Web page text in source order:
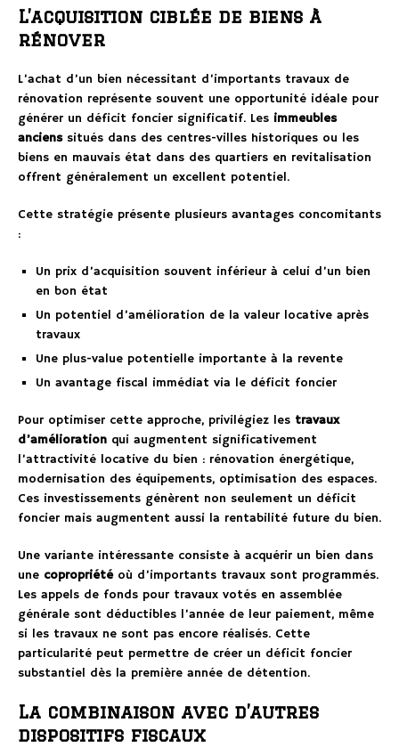
L’acquisition ciblée de biens à
rénover
L’achat d’un bien nécessitant d’importants travaux de
rénovation représente souvent une opportunité idéale pour
générer un déficit foncier significatif. Les immeubles
ancienssitués dans des centres-villes historiques ou les
biens en mauvais état dans des quartiers en revitalisation
offrent généralement un excellent potentiel.
Cette stratégie présente plusieurs avantages concomitants
:
Un prix d’acquisition souvent inférieur à celui d’un bien
en bon état
Un potentiel d’amélioration de la valeur locative après
travaux
Une plus-value potentielle importante à la revente
Un avantage fiscal immédiat via le déficit foncier
Pour optimiser cette approche, privilégiez les travaux
d’amélioration qui augmentent significativement
l’attractivité locative du bien : rénovation énergétique,
modernisation des équipements, optimisation des espaces.
Ces investissements génèrent non seulement un déficit
foncier mais augmentent aussi la rentabilité future du bien.
Une variante intéressante consiste à acquérir un bien dans
une copropriétéoù d’importants travaux sont programmés.
Les appels de fonds pour travaux votés en assemblée
générale sont déductibles l’année de leur paiement, même
si les travaux ne sont pas encore réalisés. Cette
particularité peut permettre de créer un déficit foncier
substantiel dès la première année de détention.
La combinaison avec d’autres
dispositifs fiscaux